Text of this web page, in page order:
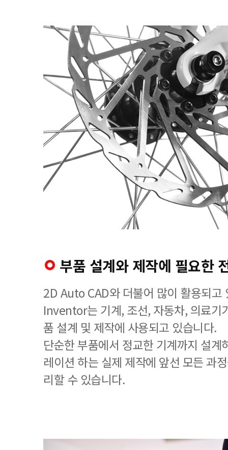
부품 설계와 제작에 필요한
2D Auto CAD와 더불어 많이 활용되고
Inventor는 기계, 조선, 자동차, 의료기
품 설계 및 제작에 사용되고 있습니다.
단순한 부품에서 정교한 기계까지 설
레이션 하는 실제 제작에 앞선 모든 과
리할 수 있습니다.